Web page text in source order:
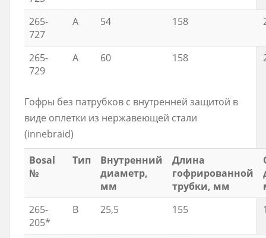
265-
727
A 54 158
265-
729
A 60 158
Гофры без патрубков с внутренней защитой в
виде оплетки из нержавеющей стали
(innebraid)
Bosal
№
Тип
Внутренний
диаметр,
мм
Длина
гофрированной
трубки, мм
265-
205*
B 25,5 155